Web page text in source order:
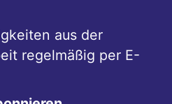
aus der
regelmäßig per E-